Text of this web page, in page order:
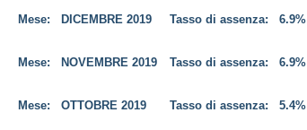
Mese: DICEMBRE 2019 Tasso di assenza: 6.9%
Mese: NOVEMBRE 2019 Tasso di assenza: 6.9%
Mese: OTTOBRE 2019 Tasso di assenza: 5.4%